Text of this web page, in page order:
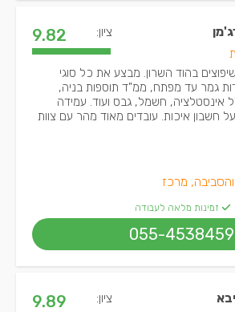
ציון: 9.82
בהוד השרון. מבצע את כל סוגי
גמר עד מפתח, ממ"ד תוספות בניה,
אינסטלציה, חשמל, גבס ועוד. עמידה
חשבון איכות. עובדים מאוד מהר עם צוות
מרכז
זמינות מלאה לעבודה
055-4538459
ציון: 9.89